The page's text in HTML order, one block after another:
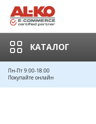
КАТАЛОГ
Пн-Пт 9:00-18:00
Покупайте онлайн